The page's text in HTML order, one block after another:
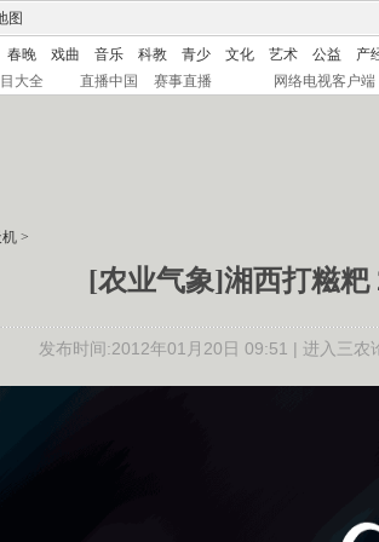
图
春晚 戏曲 音乐 科教 青少 文化 艺术 公益 产
大全 直播中国 赛事直播 网络电视客户端
>
[农业气象]湘西打糍粑
发布时间:2012年01月20日 09:51 | 进入三农